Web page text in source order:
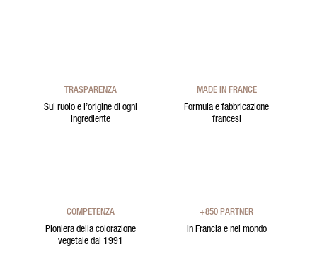
TRASPARENZA
Sul ruolo e l’origine di ogni
ingrediente
MADE IN FRANCE
Formula e fabbricazione
francesi
COMPETENZA
Pioniera della colorazione
vegetale dal 1991
+850 PARTNER
In Francia e nel mondo